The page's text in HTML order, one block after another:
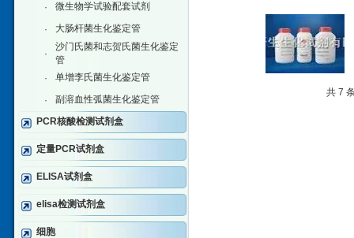
· 微生物学试验配套试剂
· 大肠杆菌生化鉴定管
·
沙门氏菌和志贺氏菌生化鉴定
管
·
单增李氏菌生化鉴定管
·
副溶血性弧菌生化鉴定管
PCR核酸检测试剂盒
定量PCR试剂盒
ELISA试剂盒
elisa检测试剂盒
细胞
共 7